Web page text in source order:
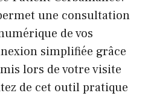
une consultation
de vos
simplifiée grâce
lors de votre visite
de cet outil pratique